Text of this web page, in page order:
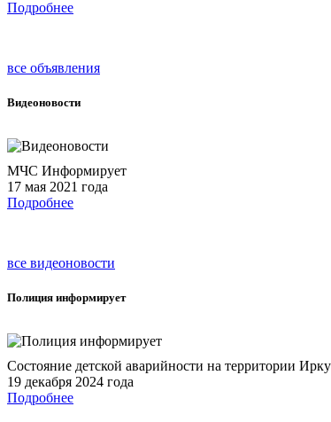
Подробнее
все объявления
Видеоновости
МЧС Информирует
17 мая 2021 года
Подробнее
все видеоновости
Полиция информирует
Состояние детской аварийности на территории
19 декабря 2024 года
Подробнее